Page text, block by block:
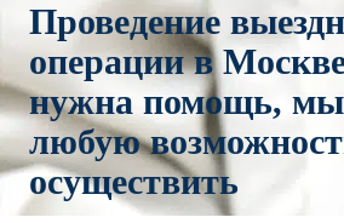
Проведение
операции в
нужна помощь,
любую
осуществить